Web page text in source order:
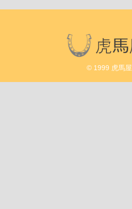
© 1999 虎馬屋.